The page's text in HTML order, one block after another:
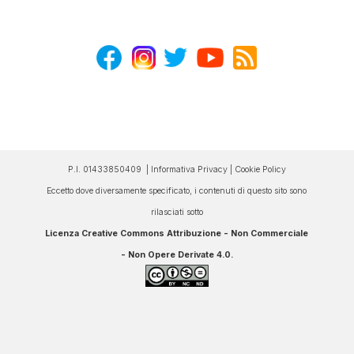
P.I. 01433850409 | Informativa Privacy| Cookie Policy
Eccetto dove diversamente specificato, i contenuti di questo sito sono
rilasciati sotto
Licenza Creative Commons Attribuzione - Non Commerciale
- Non Opere Derivate 4.0.